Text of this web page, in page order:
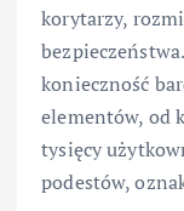
korytarzy,
konieczność
elementów, od
tysięcy
podestów,